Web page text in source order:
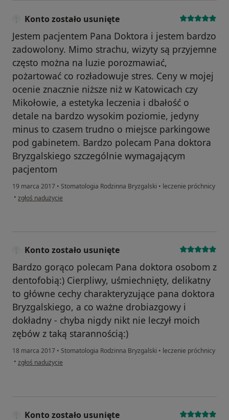
Konto zostało usunięte
Jestem pacjentem Pana Doktora i jestem bardzo
zadowolony. Mimo strachu, wizyty są przyjemne
często można na luzie porozmawiać,
pożartować co rozładowuje stres. Ceny w mojej
ocenie znacznie niższe niż w Katowicach czy
Mikołowie, a estetyka leczenia i dbałość o
detale na bardzo wysokim poziomie, jedyny
minus to czasem trudno o miejsce parkingowe
pod gabinetem. Bardzo polecam Pana doktora
Bryzgalskiego szczególnie wymagającym
pacjentom
19 marca 2017 • Stomatologia Rodzinna Bryzgalski • leczenie próchnicy
• w opinii użytkownika Konto zostało usunięte
zgłoś nadużycie
Konto zostało usunięte
Bardzo gorąco polecam Pana doktora osobom z
dentofobią:) Cierpliwy, uśmiechnięty, delikatny
to główne cechy charakteryzujące pana doktora
Bryzgalskiego, a co ważne drobiazgowy i
dokładny - chyba nigdy nikt nie leczył moich
zębów z taką starannością:)
18 marca 2017 • Stomatologia Rodzinna Bryzgalski • leczenie próchnicy
• w opinii użytkownika Konto zostało usunięte
zgłoś nadużycie
Konto zostało usunięte